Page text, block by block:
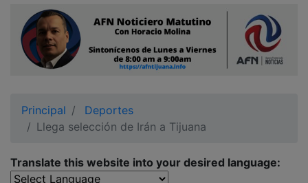
Principal
Deportes
Llega selección de Irán a Tijuana
Translate this website into your desired language:
Contacto
Reportero
Ciudadano